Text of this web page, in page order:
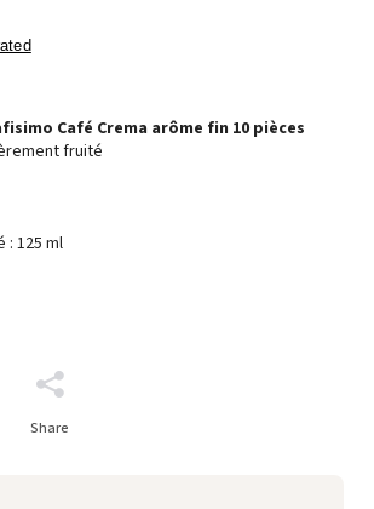
Café Crema arôme fin 10 pièces
fruité
: 125 ml
Share